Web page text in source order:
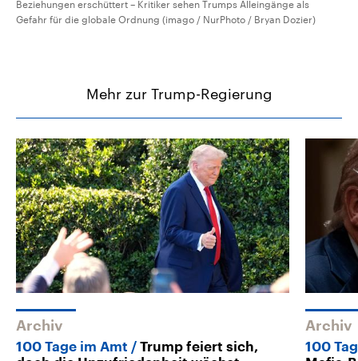
Beziehungen erschüttert – Kritiker sehen Trumps Alleingänge als
Gefahr für die globale Ordnung (imago / NurPhoto / Bryan Dozier)
Mehr zur Trump-Regierung
Archiv
100 Tage im Amt
Trump feiert sich,
Archiv
100